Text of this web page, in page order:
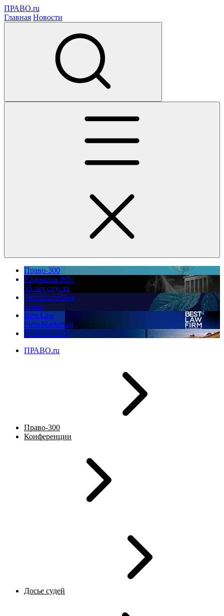
ПРАВО.ru
Главная Новости
Право-300
Юррынок РФ:
35 лет спустя
Экологическое
право
Best Law
Firm Marketing
ПМЮФ 2026
ПРАВО.ru
Право-300
Конференции
Досье судей